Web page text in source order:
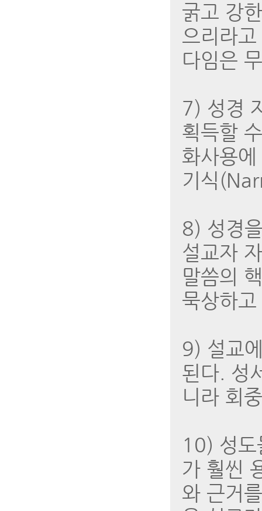
굵고 강
으리라
다임은
7) 성경
획득할
화사용
기식
8) 성경
설교자
말씀의
묵상하
9) 설교
된다. 성
니라 회
10) 성도
가 훨씬
와 근거